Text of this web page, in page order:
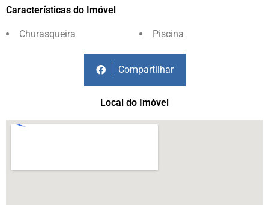
Características do Imóvel
Churasqueira Piscina
Compartilhar
Local do Imóvel